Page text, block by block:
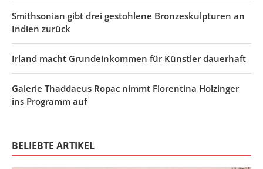
Smithsonian gibt drei gestohlene Bronzeskulpturen an
Indien zurück
Irland macht Grundeinkommen für Künstler dauerhaft
Galerie Thaddaeus Ropac nimmt Florentina Holzinger
ins Programm auf
BELIEBTE ARTIKEL